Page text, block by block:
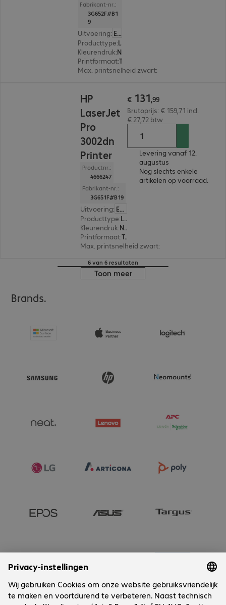
Fabrikant-nr.:
3G652F#B1
9
Uitvoering: Europa
Producttype:
Kleurendruk: Nee
Printformaat: Tot max. A4
Max. printsnelheid zwart:
HP
LaserJet
Pro
3002dn
Printer
Productnr.:
4666247
Fabrikant-nr.:
3G651F#B19
Uitvoering: Europa
Producttype: Laser printer
Kleurendruk: Nee
Printformaat: Tot max. A4
Max. printsnelheid zwart:
€ 131,99
Brutoprijs: € 159,71 incl.
€ 27,72 btw
Levering vanaf 12.
augustus
Nog slechts enkele
artikelen op voorraad.
6 van 6 resultaten
Toon meer
Brands.